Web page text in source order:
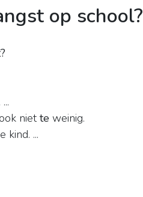
op school?
niette weinig.
kind. ...